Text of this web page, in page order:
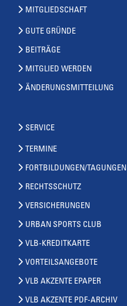
MITGLIEDSCHAFT
GUTE GRÜNDE
BEITRÄGE
MITGLIED WERDEN
ÄNDERUNGSMITTEILUNG
SERVICE
TERMINE
FORTBILDUNGEN/TAGUNGEN
RECHTSSCHUTZ
VERSICHERUNGEN
URBAN SPORTS CLUB
VLB-KREDITKARTE
VORTEILSANGEBOTE
VLB AKZENTE EPAPER
VLB AKZENTE PDF-ARCHIV